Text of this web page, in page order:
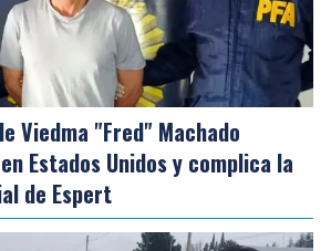
Viedma "Fred" Machado
Estados Unidos y complica la
de Espert